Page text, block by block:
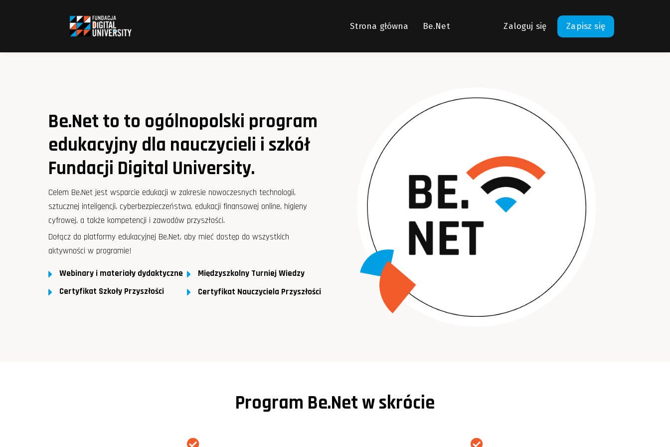
Strona główna Be.Net Zaloguj się Zapisz się
Be.Net to to ogólnopolski program
edukacyjny dla nauczycieli i szkół
Fundacji Digital University.
Celem Be.Net jest wsparcie edukacji w zakresie nowoczesnych technologii,
sztucznej inteligencji, cyberbezpieczeństwa, edukacji finansowej online, higieny
cyfrowej, a także kompetencji i zawodów przyszłości.
Dołącz do platformy edukacyjnej Be.Net, aby mieć dostęp do wszystkich
aktywności w programie!
Webinary i materiały dydaktyczne
Międzyszkolny Turniej Wiedzy
Certyfikat Szkoły Przyszłości
Certyfikat Nauczyciela Przyszłości
Program Be.Net w skrócie